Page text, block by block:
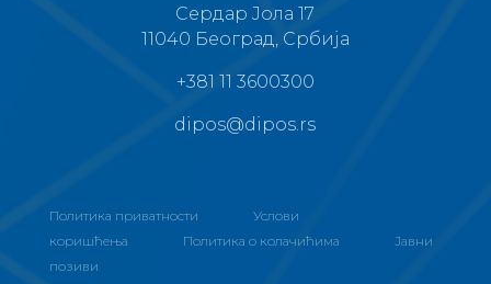
Сердар Јола 17
11040 Београд, Србија
+381 11 3600300
dipos@dipos.rs
Политика приватности
Услови
коришћења
Политика о колачићима
Јавни
позиви